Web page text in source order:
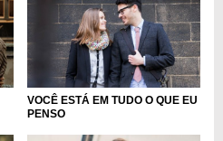
VOCÊ ESTÁ EM TUDO O QUE EU
PENSO